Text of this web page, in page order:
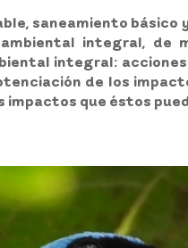
saneamiento
integral, de
integral: acciones
de los
que éstos